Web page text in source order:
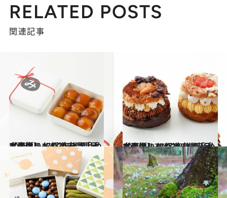
RELATED POSTS
関連記事
2023.1.5
【画像】47都道府県「手土産グルメ」2023 “西日本の旨いもの”を総まとめ
グルメ 2022.12.23
【画像】47都道府県「手土産グルメ」2023 “東日本の旨いもの”を総まとめ
グルメ